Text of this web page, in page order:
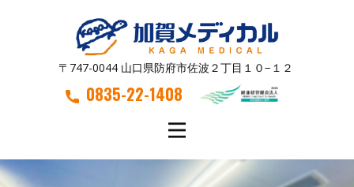
〒747-0044 山口県防府市佐波２丁目１０−１２
0835-22-1408